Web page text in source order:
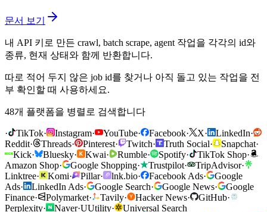
문서 보기
내 API 키로 만든 crawl, batch scrape, agent 작업을 각각의 id와
종류, 현재 상태와 함께 반환합니다.
따로 적어 두지 않은 job id를 찾거나 아직 돌고 있는 작업을 전
부 확인할 때 사용하세요.
48개 플랫폼을 병렬로 검색합니다
· TikTok· Instagram· YouTube· Facebook· X· LinkedIn·
Reddit· Threads· Pinterest· Twitch· Truth Social· Snapchat·
Kick· Bluesky· Kwai· Rumble· Spotify· TikTok Shop·
Amazon Shop· Google Shopping· Trustpilot· TripAdvisor·
Linktree· Komi· Pillar· lnk.bio· Facebook Ads·
Google
Ads· LinkedIn Ads· Google Search· Google News·
Google
Finance· Polymarket· Tavily· Hacker News· GitHub·
Perplexity· Naver·UUtility·
Universal Search